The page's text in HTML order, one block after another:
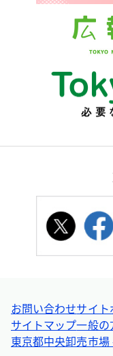
お問い合わせサイ
サイトマップ一般の
東京都中央卸売市